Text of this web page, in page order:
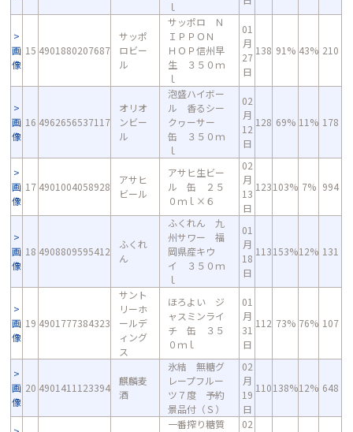
ｌ
画
像
15 4901880207687
サッポ
ロビー
ル
サッポロ Ｎ
ＩＰＰＯＮ
ＨＯＰ信州早
生 ３５０ｍ
ｌ
01
月
27
日
138 91% 43% 210
画
像
16 4962656537117
オリオ
ンビー
ル
泡盛ハイボー
ル 香るシー
クヮーサー
缶 ３５０ｍ
ｌ
02
月
12
日
128 69% 11% 178
画
像
17 4901004058928
アサヒ
ビール
アサヒ生ビー
ル 缶 ２５
０ｍｌ×６
02
月
13
日
123103% 7% 994
画
像
18 4908809595412
ふくれ
ん
ふくれん 九
州サワー 福
岡県産キウ
イ ３５０ｍ
ｌ
01
月
18
日
113153%12% 131
画
像
19 4901777384323
サント
リーホ
ールデ
ィング
ス
ほろよい ジ
ャスミンライ
チ 缶 ３５
０ｍｌ
01
月
31
日
112 73% 76% 107
画
像
20 4901411123394
麒麟麦
酒
氷結 無糖グ
レープフルー
ツ７度 予約
景品付（Ｓ）
02
月
19
日
110138%12% 648
一番搾り糖質
02